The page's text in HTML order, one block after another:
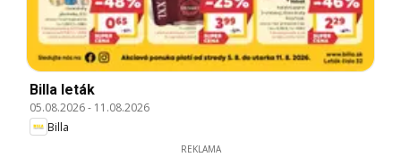
Billa leták
05.08.2026- 11.08.2026
Billa
REKLAMA